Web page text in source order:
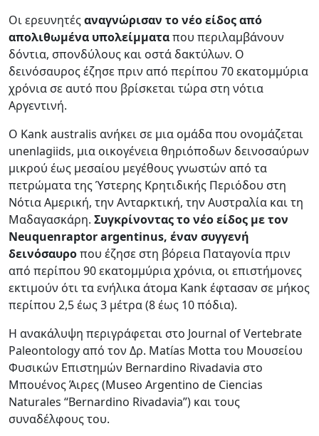
Οι ερευνητέςαναγνώρισαν το νέο είδος από
απολιθωμένα υπολείμματαπου περιλαμβάνουν
δόντια, σπονδύλους και οστά δακτύλων. Ο
δεινόσαυρος έζησε πριν από περίπου 70 εκατομμύρια
χρόνια σε αυτό που βρίσκεται τώρα στη νότια
Αργεντινή.
Ο Kank australis ανήκει σε μια ομάδα που ονομάζεται
unenlagiids, μια οικογένεια θηριόποδων δεινοσαύρων
μικρού έως μεσαίου μεγέθους γνωστών από τα
πετρώματα της Ύστερης Κρητιδικής Περιόδου στη
Νότια Αμερική, την Ανταρκτική, την Αυστραλία και τη
Μαδαγασκάρη. Συγκρίνοντας το νέο είδος με τον
Neuquenraptor argentinus, έναν συγγενή
δεινόσαυροπου έζησε στη βόρεια Παταγονία πριν
από περίπου 90 εκατομμύρια χρόνια, οι επιστήμονες
εκτιμούν ότι τα ενήλικα άτομα Kank έφτασαν σε μήκος
περίπου 2,5 έως 3 μέτρα (8 έως 10 πόδια).
Η ανακάλυψη περιγράφεται στο Journal of Vertebrate
Paleontology από τον Δρ. Matías Motta του Μουσείου
Φυσικών Επιστημών Bernardino Rivadavia στο
Μπουένος Άιρες (Museo Argentino de Ciencias
Naturales “Bernardino Rivadavia”) και τους
συναδέλφους του.